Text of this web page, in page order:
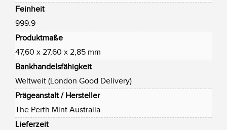
Feinheit
999.9
Produktmaße
47,60 x 27,60 x 2,85 mm
Bankhandelsfähigkeit
Weltweit (London Good Delivery)
Prägeanstalt / Hersteller
The Perth Mint Australia
Lieferzeit